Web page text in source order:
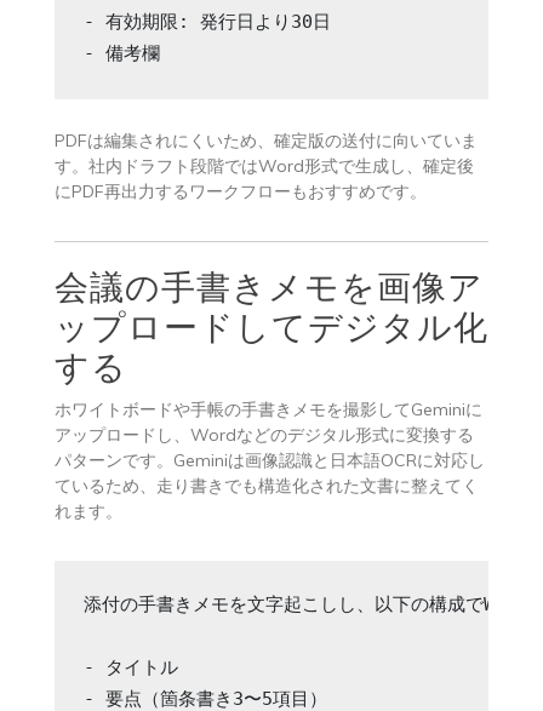
- 有効期限: 発行日より30日
- 備考欄
PDFは編集されにくいため、確定版の送付に向いていま
す。社内ドラフト段階ではWord形式で生成し、確定後
にPDF再出力するワークフローもおすすめです。
会議の手書きメモを画像ア
ップロードしてデジタル化
する
ホワイトボードや手帳の手書きメモを撮影してGeminiに
アップロードし、Wordなどのデジタル形式に変換する
パターンです。Geminiは画像認識と日本語OCRに対応し
ているため、走り書きでも構造化された文書に整えてく
れます。
添付の手書きメモを文字起こしし、以下の構成で
- タイトル
- 要点（箇条書き3〜5項目）